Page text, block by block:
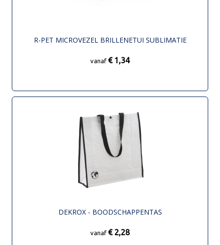
R-PET MICROVEZEL BRILLENETUI SUBLIMATIE
vanaf € 1,34
DEKROX - BOODSCHAPPENTAS
vanaf € 2,28